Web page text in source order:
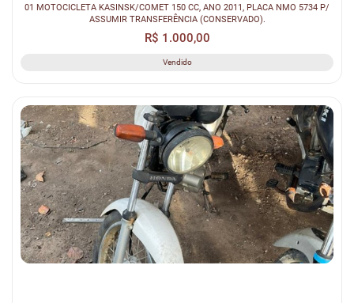
01 MOTOCICLETA KASINSK/COMET 150 CC, ANO 2011, PLACA NMO 5734 P/
ASSUMIR TRANSFERÊNCIA (CONSERVADO).
R$ 1.000,00
Vendido